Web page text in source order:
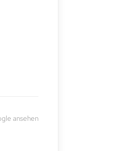
ansehen